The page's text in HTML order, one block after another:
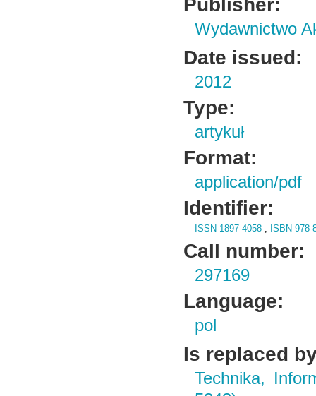
Wydawnictwo
Date issued:
2012
Type:
artykuł
Format:
application/pdf
Identifier:
ISSN 1897-4058 ; ISBN 978-
Call number:
297169
Language:
pol
Is replaced
Technika,